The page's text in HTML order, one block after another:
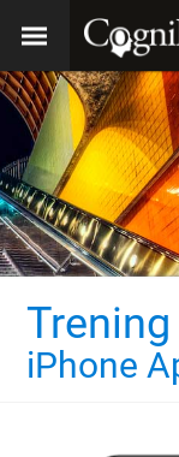
iPhone